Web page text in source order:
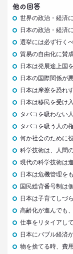
40代おじ
ズレてい
–日経ク
生活総研 上
前沢 裕文
「お金持
若者はな
–日経ク
生活総研 上
「お金持
–日経ク
生活総研 上
近藤 裕香
2021.03.01
40代おじ
ベスト5
他の回答
世界の政治・経済
日本の政治・経済
選挙には必ず行く
貿易の自由化に賛
日本は発展途上国
日本の国際関係が
日本は摩擦を恐れ
日本は移民を受け
タバコを吸わない
タバコを吸う人の
何か社会のために
科学技術は、人間
現代の科学技術は
日本は危機管理を
国民総背番号制は
日本は子育てしづ
高齢化が進んでも
仕事をリタイアし
日本にバブル経済
物を捨てる時、費